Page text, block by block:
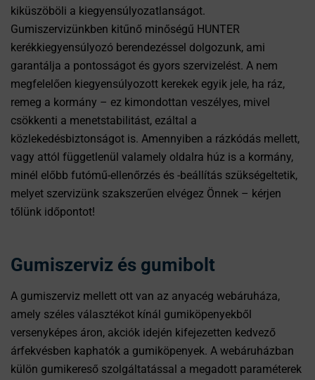
kiküszöböli a kiegyensúlyozatlanságot.
Gumiszervizünkben kitűnő minőségű HUNTER
kerékkiegyensúlyozó berendezéssel dolgozunk, ami
garantálja a pontosságot és gyors szervizelést. A nem
megfelelően kiegyensúlyozott kerekek egyik jele, ha ráz,
remeg a kormány – ez kimondottan veszélyes, mivel
csökkenti a menetstabilitást, ezáltal a
közlekedésbiztonságot is. Amennyiben a rázkódás mellett,
vagy attól függetlenül valamely oldalra húz is a kormány,
minél előbb futómű-ellenőrzés és -beállítás szükségeltetik,
melyet szervizünk szakszerűen elvégez Önnek – kérjen
tőlünk időpontot!
Gumiszerviz és gumibolt
A gumiszerviz mellett ott van az anyacég webáruháza,
amely széles választékot kínál gumiköpenyekből
versenyképes áron, akciók idején kifejezetten kedvező
árfekvésben kaphatók a gumiköpenyek. A webáruházban
külön gumikereső szolgáltatással a megadott paraméterek